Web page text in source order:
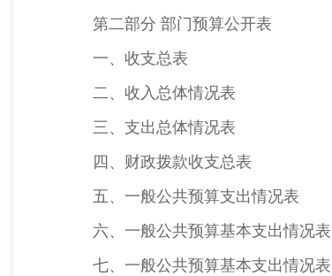
第二部分 部门预算公开表
一、收支总表
二、收入总体情况表
三、支出总体情况表
四、财政拨款收支总表
五、一般公共预算支出情况表
六、一般公共预算基本支出情况表
七、一般公共预算基本支出情况表